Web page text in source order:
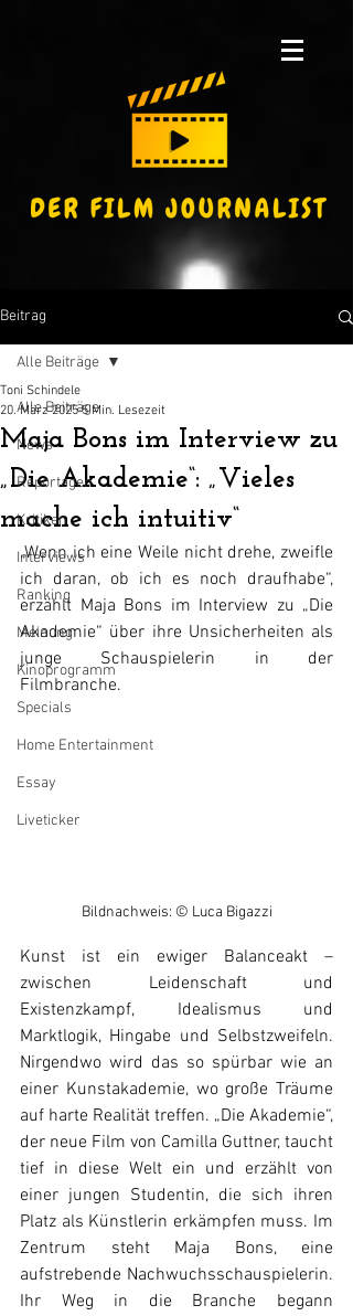
Beitrag
Alle Beiträge
News
Reportagen
Kritiken
Interviews
Ranking
Meinung
Kinoprogramm
Specials
Home Entertainment
Essay
Liveticker
Alle Beiträge
Maja Bons im Interview zu
„Die Akademie“: „Vieles
mache ich intuitiv“
Toni Schindele
20. März 2025 5 Min. Lesezeit
„Wenn ich eine Weile nicht drehe, zweifle
ich daran, ob ich es noch draufhabe“,
erzählt Maja Bons im Interview zu „Die
Akademie“ über ihre Unsicherheiten als
junge Schauspielerin in der
Filmbranche.
Bildnachweis: © Luca Bigazzi
Kunst ist ein ewiger Balanceakt –
zwischen Leidenschaft und
Existenzkampf, Idealismus und
Marktlogik, Hingabe und Selbstzweifeln.
Nirgendwo wird das so spürbar wie an
einer Kunstakademie, wo große Träume
auf harte Realität treffen. „Die Akademie“,
der neue Film von Camilla Guttner, taucht
tief in diese Welt ein und erzählt von
einer jungen Studentin, die sich ihren
Platz als Künstlerin erkämpfen muss. Im
Zentrum steht Maja Bons, eine
aufstrebende Nachwuchsschauspielerin.
Ihr Weg in die Branche begann